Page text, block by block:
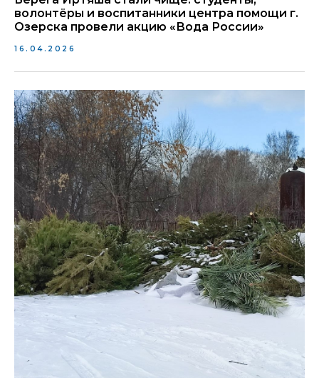
волонтёры и воспитанники центра помощи г.
Озерска провели акцию «Вода России»
16.04.2026